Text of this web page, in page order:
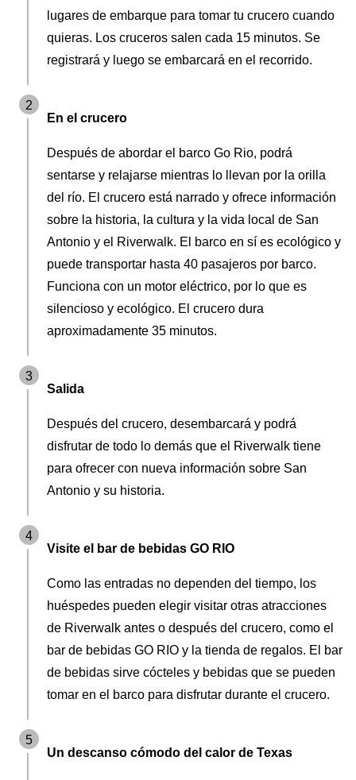
lugares de embarque para tomar tu crucero cuando
quieras. Los cruceros salen cada 15 minutos. Se
registrará y luego se embarcará en el recorrido.
2
En el crucero
Después de abordar el barco Go Rio, podrá
sentarse y relajarse mientras lo llevan por la orilla
del río. El crucero está narrado y ofrece información
sobre la historia, la cultura y la vida local de San
Antonio y el Riverwalk. El barco en sí es ecológico y
puede transportar hasta 40 pasajeros por barco.
Funciona con un motor eléctrico, por lo que es
silencioso y ecológico. El crucero dura
aproximadamente 35 minutos.
3
Salida
Después del crucero, desembarcará y podrá
disfrutar de todo lo demás que el Riverwalk tiene
para ofrecer con nueva información sobre San
Antonio y su historia.
4
Visite el bar de bebidas GO RIO
Como las entradas no dependen del tiempo, los
huéspedes pueden elegir visitar otras atracciones
de Riverwalk antes o después del crucero, como el
bar de bebidas GO RIO y la tienda de regalos. El bar
de bebidas sirve cócteles y bebidas que se pueden
tomar en el barco para disfrutar durante el crucero.
5
Un descanso cómodo del calor de Texas